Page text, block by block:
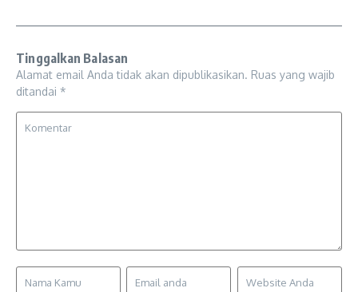
Tinggalkan Balasan
Alamat email Anda tidak akan dipublikasikan. Ruas yang wajib
ditandai *